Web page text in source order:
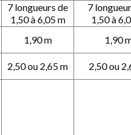
7 longueurs de
1,50 à 6,05 m
7
1,50 à
1,90 m
1,90
2,50 ou 2,65 m 2,50 ou